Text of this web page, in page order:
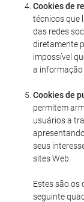
Cookies de
técnicos que
das redes
diretamente
impossível
a informação
Cookies de
permitem
usuários a
seus
sites Web.
Estes são os
seguinte